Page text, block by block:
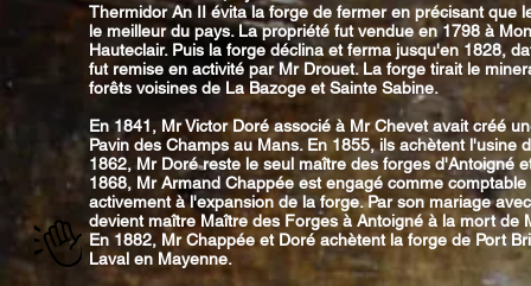
Thermidor An II évita la forge de fermer en précisant que
le meilleur du pays. La propriété fut vendue en 1798 à
Hauteclair. Puis la forge déclina et ferma jusqu'en 1828,
fut remise en activité par Mr Drouet. La forge tirait le
forêts voisines de La Bazoge et Sainte Sabine.
En 1841, Mr Victor Doré associé à Mr Chevet avait créé
Pavin des Champs au Mans. En 1855, ils achètent l'usine
1862, Mr Doré reste le seul maître des forges d'Antoigné
1868, Mr Armand Chappée est engagé comme
activement à l'expansion de la forge. Par son mariage
devient maître Maître des Forges à Antoigné à la mort de
En 1882, Mr Chappée et Doré achètent la forge de Port
Laval en Mayenne.